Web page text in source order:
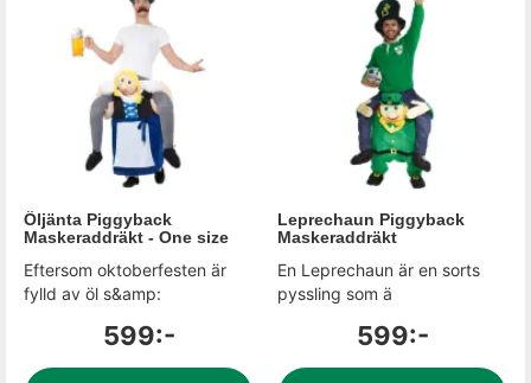
Öljänta Piggyback
Maskeraddräkt - One size
Eftersom oktoberfesten är
fylld av öl s&amp:
599:-
Leprechaun Piggyback
Maskeraddräkt
En Leprechaun är en sorts
pyssling som ä
599:-